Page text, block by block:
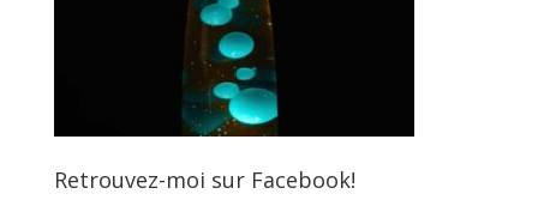
Retrouvez-moi sur Facebook!